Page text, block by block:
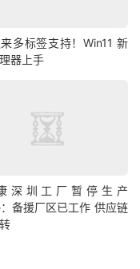
多标签支持！Win11 新
器上手
深圳工厂暂停生产
备援厂区已工作 供应链